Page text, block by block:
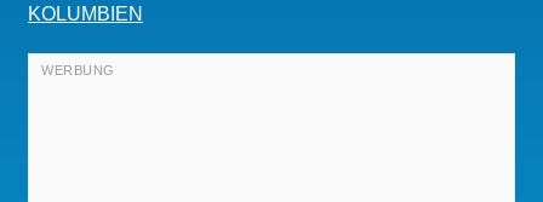
KOLUMBIEN